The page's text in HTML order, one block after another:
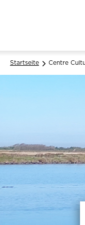
Startseite Centre